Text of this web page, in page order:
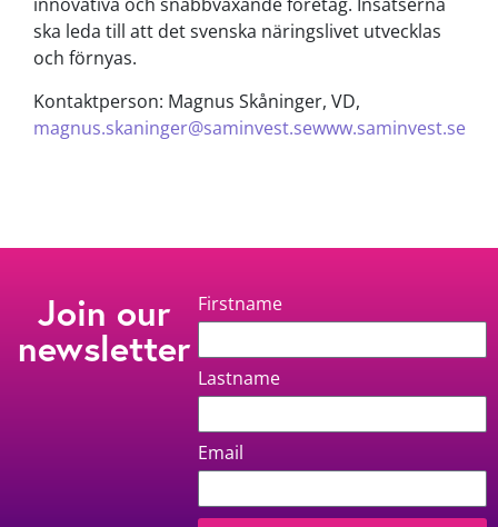
innovativa och snabbväxande företag. Insatserna
ska leda till att det svenska näringslivet utvecklas
och förnyas.
Kontaktperson: Magnus Skåninger, VD,
magnus.skaninger@saminvest.sewww.saminvest.se
Join our
newsletter
Firstname
Lastname
Email